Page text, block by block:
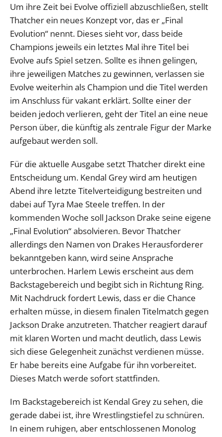
Um ihre Zeit bei Evolve offiziell abzuschließen, stellt
Thatcher ein neues Konzept vor, das er „Final
Evolution“ nennt. Dieses sieht vor, dass beide
Champions jeweils ein letztes Mal ihre Titel bei
Evolve aufs Spiel setzen. Sollte es ihnen gelingen,
ihre jeweiligen Matches zu gewinnen, verlassen sie
Evolve weiterhin als Champion und die Titel werden
im Anschluss für vakant erklärt. Sollte einer der
beiden jedoch verlieren, geht der Titel an eine neue
Person über, die künftig als zentrale Figur der Marke
aufgebaut werden soll.
Für die aktuelle Ausgabe setzt Thatcher direkt eine
Entscheidung um. Kendal Grey wird am heutigen
Abend ihre letzte Titelverteidigung bestreiten und
dabei auf Tyra Mae Steele treffen. In der
kommenden Woche soll Jackson Drake seine eigene
„Final Evolution“ absolvieren. Bevor Thatcher
allerdings den Namen von Drakes Herausforderer
bekanntgeben kann, wird seine Ansprache
unterbrochen. Harlem Lewis erscheint aus dem
Backstagebereich und begibt sich in Richtung Ring.
Mit Nachdruck fordert Lewis, dass er die Chance
erhalten müsse, in diesem finalen Titelmatch gegen
Jackson Drake anzutreten. Thatcher reagiert darauf
mit klaren Worten und macht deutlich, dass Lewis
sich diese Gelegenheit zunächst verdienen müsse.
Er habe bereits eine Aufgabe für ihn vorbereitet.
Dieses Match werde sofort stattfinden.
Im Backstagebereich ist Kendal Grey zu sehen, die
gerade dabei ist, ihre Wrestlingstiefel zu schnüren.
In einem ruhigen, aber entschlossenen Monolog